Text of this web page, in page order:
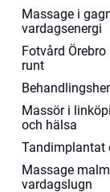
Massage i
vardagsenergi
Fotvård
runt
Massör i
och hälsa
Tandimplantat
Massage
vardagslugn